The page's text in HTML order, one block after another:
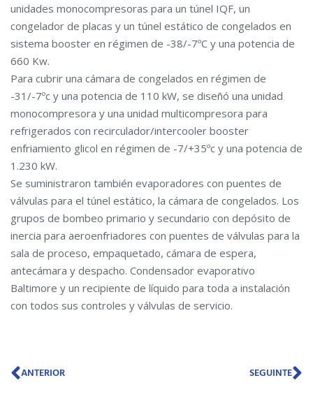
unidades monocompresoras para un túnel IQF, un
congelador de placas y un túnel estático de congelados en
sistema booster en régimen de -38/-7ºC y una potencia de
660 Kw.
Para cubrir una cámara de congelados en régimen de
-31/-7ºc y una potencia de 110 kW, se diseñó una unidad
monocompresora y una unidad multicompresora para
refrigerados con recirculador/intercooler booster
enfriamiento glicol en régimen de -7/+35ºc y una potencia de
1.230 kW.
Se suministraron también evaporadores con puentes de
válvulas para el túnel estático, la cámara de congelados. Los
grupos de bombeo primario y secundario con depósito de
inercia para aeroenfriadores con puentes de válvulas para la
sala de proceso, empaquetado, cámara de espera,
antecámara y despacho. Condensador evaporativo
Baltimore y un recipiente de líquido para toda a instalación
con todos sus controles y válvulas de servicio.
Prev
ANTERIOR SEGUINTE